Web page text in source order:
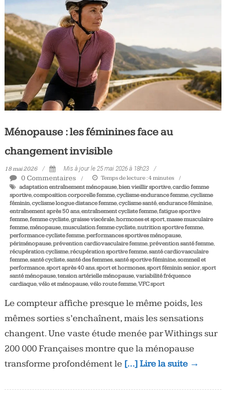
les
jours,
votre
actualité
triathlon
Ménopause : les féminines face au
changement invisible
18 mai 2026 Mis à jour le 25 mai 2026 à 18h23
0 Commentaires Temps de lecture :4 minutes
adaptation entraînement ménopause,bien vieillir sportive,cardio femme
sportive,composition corporelle femme,cyclisme endurance femme,cyclisme
féminin,cyclisme longue distance femme,cyclisme santé,endurance féminine,
entraînement après 50 ans,entraînement cycliste femme,fatigue sportive
femme,femme cycliste,graisse viscérale,hormones et sport,masse musculaire
femme,ménopause,musculation femme cycliste,nutrition sportive femme,
performance cycliste femme,performances sportives ménopause,
périménopause,prévention cardiovasculaire femme,prévention santé femme,
récupération cyclisme,récupération sportive femme,santé cardiovasculaire
femme,santé cycliste,santé des femmes,santé sportive féminine,sommeil et
performance,sport après 40 ans,sport et hormones,sport féminin senior,sport
santé ménopause,tension artérielle ménopause,variabilité fréquence
cardiaque,vélo et ménopause,vélo route femme,VFC sport
Le compteur affiche presque le même poids, les
mêmes sorties s’enchaînent, mais les sensations
changent. Une vaste étude menée par Withings sur
200 000 Françaises montre que la ménopause
transforme profondément le […] Lire la suite →